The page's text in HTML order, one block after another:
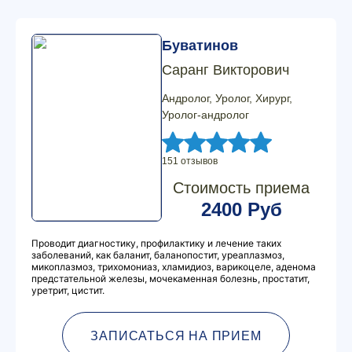
Буватинов
Саранг Викторович
Андролог, Уролог, Хирург,
Уролог-андролог
151 отзывов
Стоимость приема
2400 Руб
Проводит диагностику, профилактику и лечение таких
заболеваний, как баланит, баланопостит, уреаплазмоз,
микоплазмоз, трихомониаз, хламидиоз, варикоцеле, аденома
предстательной железы, мочекаменная болезнь, простатит,
уретрит, цистит.
ЗАПИСАТЬСЯ НА ПРИЕМ